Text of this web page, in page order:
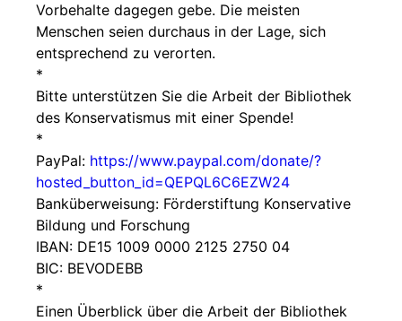
Vorbehalte dagegen gebe. Die meisten
Menschen seien durchaus in der Lage, sich
entsprechend zu verorten.
*
Bitte unterstützen Sie die Arbeit der Bibliothek
des Konservatismus mit einer Spende!
*
PayPal: https://www.paypal.com/donate/?
hosted_button_id=QEPQL6C6EZW24
Banküberweisung: Förderstiftung Konservative
Bildung und Forschung
IBAN: DE15 1009 0000 2125 2750 04
BIC: BEVODEBB
*
Einen Überblick über die Arbeit der Bibliothek